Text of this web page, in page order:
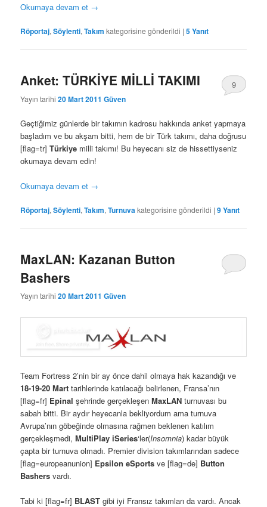
Okumaya devam et →
Röportaj,Söylenti,Takım kategorisine gönderildi |5Yanıt
Anket: TÜRKİYE MİLLİ TAKIMI
Yayın tarihi20 Mart 2011 Güven
9
Geçtiğimiz günlerde bir takımın kadrosu hakkında anket yapmaya
başladım ve bu akşam bitti, hem de bir Türk takımı, daha doğrusu
[flag=tr]Türkiye milli takımı! Bu heyecanı siz de hissettiyseniz
okumaya devam edin!
Okumaya devam et →
Röportaj,Söylenti,Takım,Turnuvakategorisine gönderildi |9Yanıt
MaxLAN: Kazanan Button
Bashers
Yayın tarihi20 Mart 2011 Güven
Team Fortress 2’nin bir ay önce dahil olmaya hak kazandığı ve
18-19-20 Mart tarihlerinde katılacağı belirlenen, Fransa’nın
[flag=fr] Epinal şehrinde gerçekleşenMaxLAN turnuvası bu
sabah bitti. Bir aydır heyecanla bekliyordum ama turnuva
Avrupa’nın göbeğinde olmasına rağmen beklenen katılım
gerçekleşmedi,MultiPlay iSeries‘ler(Insomnia) kadar büyük
çapta bir turnuva olmadı. Premier division takımlarından sadece
[flag=europeanunion] Epsilon eSports ve [flag=de] Button
Bashers vardı.
Tabi ki [flag=fr] BLAST gibi iyi Fransız takımları da vardı. Ancak